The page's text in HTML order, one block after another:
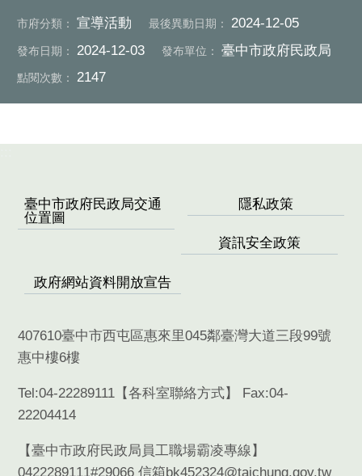
市府分類： 宣導活動 最後異動日期： 2024-12-05
發布日期： 2024-12-03 發布單位： 臺中市政府民政局
點閱次數： 2147
臺中市政府民政局交通
位置圖
隱私政策
資訊安全政策
政府網站資料開放宣告
407610臺中市西屯區惠來里045鄰臺灣大道三段99號
惠中樓6樓
Tel:04-22289111【各科室聯絡方式】 Fax:04-
22204414
【臺中市政府民政局員工職場霸凌專線】
0422289111#29066 信箱bk452324@taichung.gov.tw